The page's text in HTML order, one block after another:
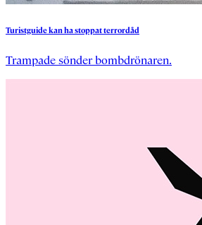
Turistguidekanhastoppatterrordåd
Trampade sönder bombdrönaren.